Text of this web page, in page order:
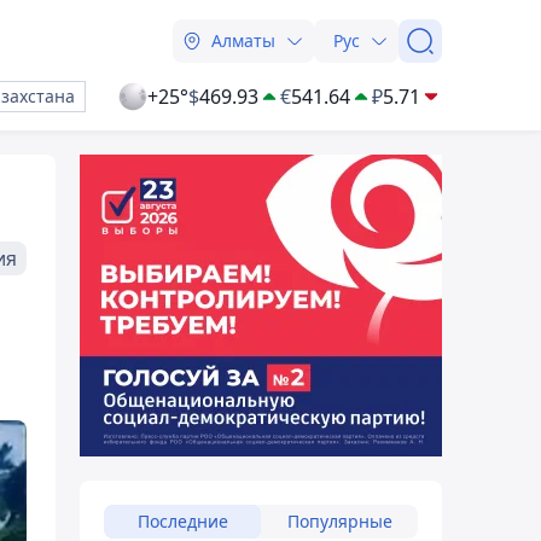
Алматы Рус
+25°$469.93 €541.64 ₽5.71
Последние Популярные